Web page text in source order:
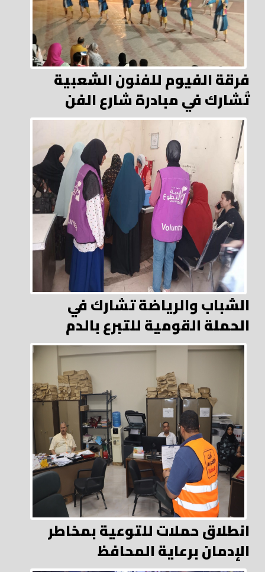
فرقة الفيوم للفنون الشعبية
تُشارك في مبادرة شارع الفن
الشباب والرياضة تشارك في
الحملة القومية للتبرع بالدم
انطلاق حملات للتوعية بمخاطر
الإدمان برعاية المحافظ